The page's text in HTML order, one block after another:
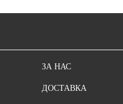
ЗА НАС
ДОСТАВКА